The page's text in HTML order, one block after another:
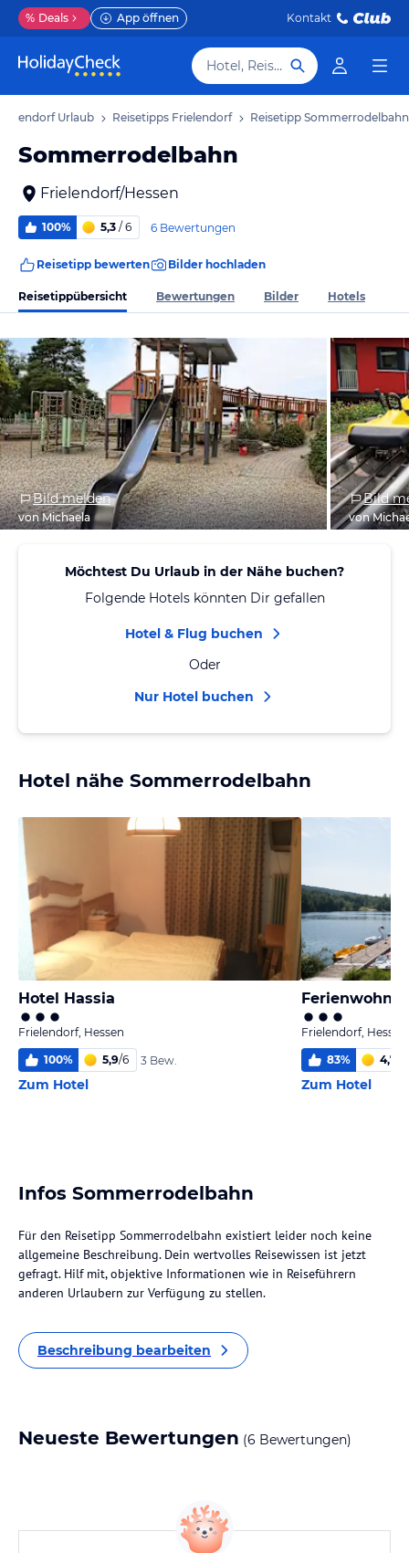
% Deals App öffnen Kontakt
Hotel, Reiseziel
Urlaub Reisetipps Frielendorf Reisetipp Sommerrodelbahn
Sommerrodelbahn
Frielendorf/Hessen
100% 5,3 / 6 6 Bewertungen
Reisetipp bewerten Bilder hochladen
Reisetippübersicht Bewertungen Bilder Hotels
Bild melden
von Michaela
Bild
von
Möchtest Du Urlaub in der Nähe buchen?
Folgende Hotels könnten Dir gefallen
Hotel & Flug buchen
Oder
Nur Hotel buchen
Hotel nähe Sommerrodelbahn
Hotel Hassia
Frielendorf, Hessen
100% 5,9/6 3 Bew.
Zum Hotel
Frielendorf, Hessen
83% 4,7
Zum Hotel
Infos Sommerrodelbahn
Für den Reisetipp Sommerrodelbahn existiert leider noch keine
allgemeine Beschreibung. Dein wertvolles Reisewissen ist jetzt
gefragt. Hilf mit, objektive Informationen wie in Reiseführern
anderen Urlaubern zur Verfügung zu stellen.
Beschreibung bearbeiten
Neueste Bewertungen (6 Bewertungen)